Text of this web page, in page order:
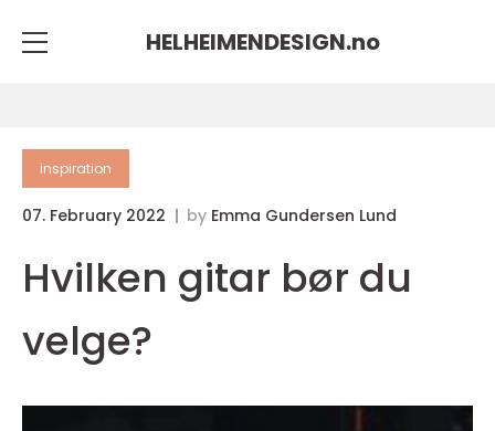
HELHEIMENDESIGN.no
inspiration
07. February 2022 by Emma Gundersen Lund
Hvilken gitar bør du
velge?